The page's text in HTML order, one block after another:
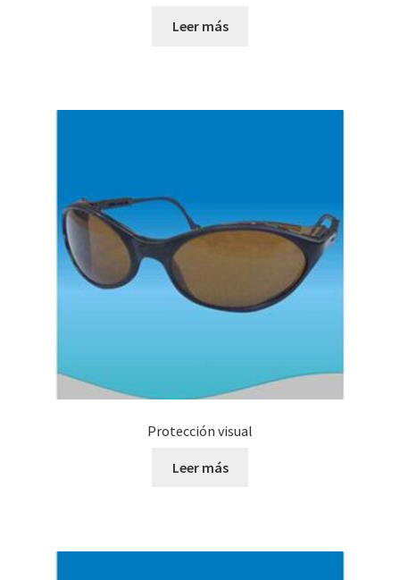
Leer más
Protección visual
Leer más